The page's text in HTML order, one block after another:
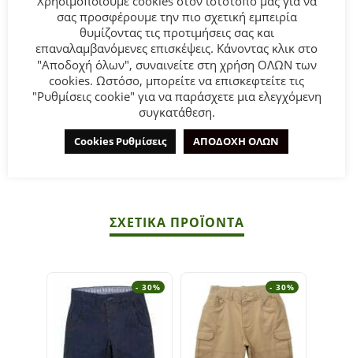
Παιδική τζιν βερμούδα Hashtag για αγόρι από 6 έως 16
ετών σε μπλε χρώμα.
Σύνθεση:95% βαμβάκι 5% ελαστάν.
ΣΥΜΒΟΥΛΕΣ
Πλένεται στο πλυντήριο στους 30°C.
ΣΧΕΤΙΚΆ ΠΡΟΪΌΝΤΑ
- 30% - 30%
σας προσφέρουμε την πιο σχετική εμπειρία
θυμίζοντας τις προτιμήσεις σας και
επαναλαμβανόμενες επισκέψεις. Κάνοντας κλικ στο
"Αποδοχή όλων", συναινείτε στη χρήση ΟΛΩΝ των
cookies. Ωστόσο, μπορείτε να επισκεφτείτε τις
"Ρυθμίσεις cookie" για να παράσχετε μια ελεγχόμενη
συγκατάθεση.
Cookies Ρυθμίσεις ΑΠΟΔΟΧΗ ΟΛΩΝ